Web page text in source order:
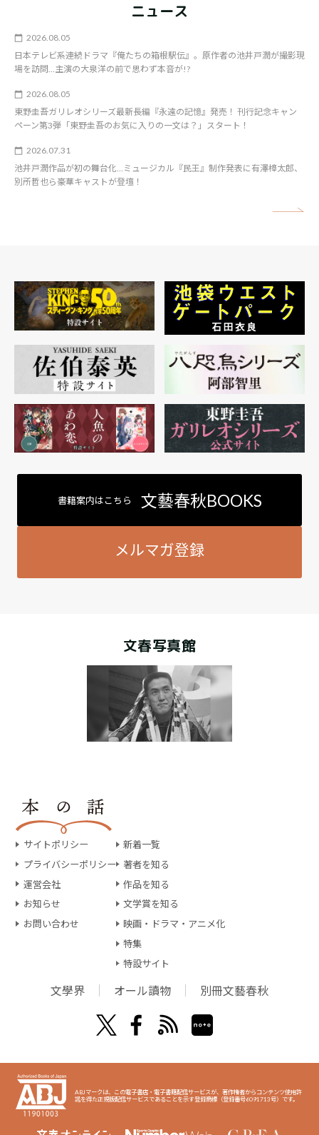
ニュース
2026.08.05
日本テレビ系連続ドラマ『俺たちの箱根駅伝』。原作者の池井戸潤が撮影現
場を訪問…主演の大泉洋の前で思わず本音が!?
2026.08.05
東野圭吾ガリレオシリーズ最新長編『永遠の記憶』発売！ 刊行記念キャン
ペーン第3弾「東野圭吾のお気に入りの一文は？」スタート！
2026.07.31
池井戸潤作品が初の舞台化…ミュージカル『民王』制作発表に有澤樟太郎、
別所哲也ら豪華キャストが登壇！
書籍案内はこちら 文藝春秋BOOKS
メルマガ登録
文春写真館
サイトポリシー
プライバシーポリシー
運営会社
お知らせ
お問い合わせ
新着一覧
著者を知る
作品を知る
文学賞を知る
映画・ドラマ・アニメ化
特集
特設サイト
文學界 オール讀物 別冊文藝春秋
ABJマークは、この電子書店・電子書籍配信サービスが、著作権者からコンテンツ使用許
諾を得た正規版配信サービスであることを示す登録商標（登録番号6091713号）です。